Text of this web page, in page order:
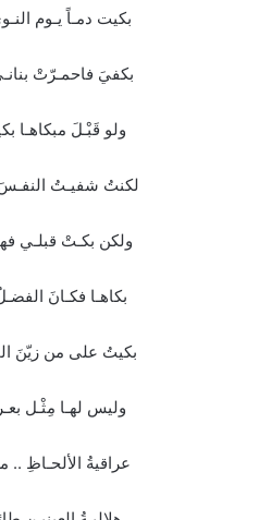
بكيت دمـاً يـوم
بكفيَ فاحمـرّتْ
ولو قَبْـلَ مبكاهـا
لكنتُ شفيـتُ النفـسَ
ولكن بكـتْ قبلـي
بكاهـا فكـانَ
بكيتُ على من زيّنَ
وليس لهـا مِثْـل
عراقيةُ الألحـاظِ ..